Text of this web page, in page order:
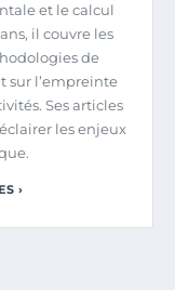
et le calcul
il couvre les
de
sur l’empreinte
Ses articles
les enjeux
›